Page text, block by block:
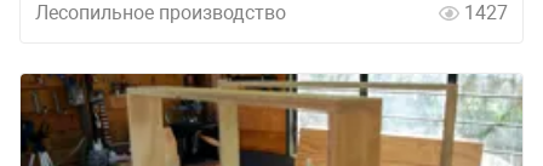
Лесопильное производство
1427